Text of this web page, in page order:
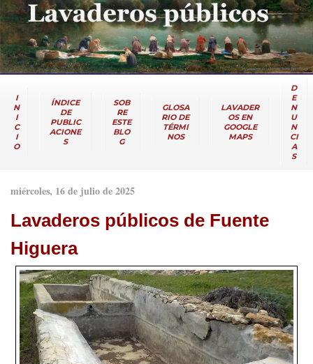
I
N
I
C
I
O
ÍNDICE
DE
PUBLIC
ACIONE
S
SOB
RE
ESTE
BLO
G
GLOSA
RIO DE
TÉRMI
NOS
LAVADER
OS EN
GOOGLE
MAPS
D
E
N
U
N
CI
A
S
miércoles, 16 de julio de 2025
Lavaderos públicos de Fuente
Higuera